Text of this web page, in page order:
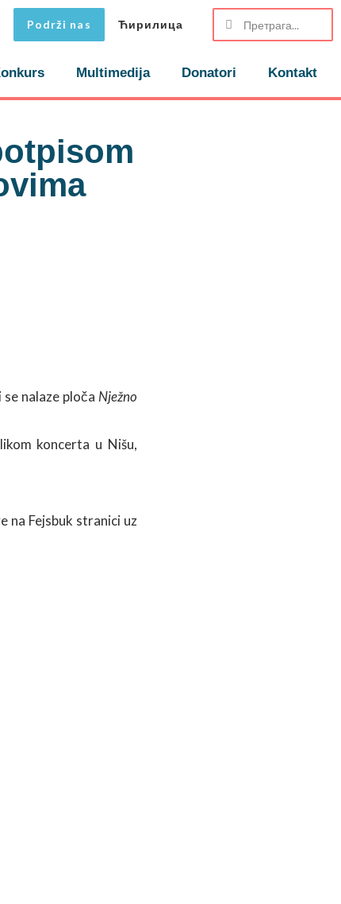
Podrži nas Ћирилица
Multimedija Donatori Kontakt
nalaze ploča Nježno
koncerta u Nišu,
na Fejsbuk stranici uz